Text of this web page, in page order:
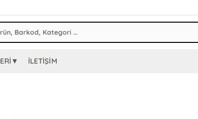
İLETİŞİM